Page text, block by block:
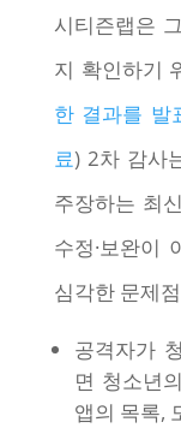
시티즌랩은
지 확인하기
한 결과를 발
료) 2차 감사
주장하는 최
수정·보완이
심각한 문제
공격자가
면 청소년
앱의 목록,